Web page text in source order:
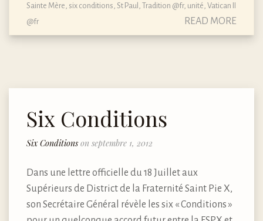
Sainte Mère six conditions St Paul Tradition @fr, unité Vatican II
@fr
READ MORE
Six Conditions
Six Conditions on septembre 1, 2012
Dans une lettre officielle du 18 Juillet aux
Supérieurs de District de la Fraternité Saint Pie X,
son Secrétaire Général révèle les six « Conditions »